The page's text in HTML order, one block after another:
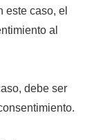
este caso, el
al
debe ser